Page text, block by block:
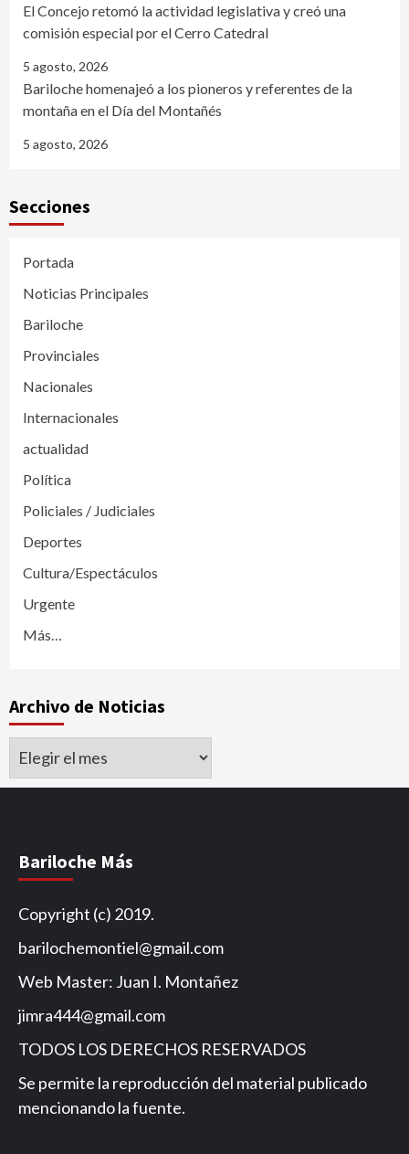
El Concejo retomó la actividad legislativa y creó una
comisión especial por el Cerro Catedral
5 agosto, 2026
Bariloche homenajeó a los pioneros y referentes de la
montaña en el Día del Montañés
5 agosto, 2026
Secciones
Portada
Noticias Principales
Bariloche
Provinciales
Nacionales
Internacionales
actualidad
Política
Policiales / Judiciales
Deportes
Cultura/Espectáculos
Urgente
Más…
Archivo de Noticias
Archivo
Bariloche Más
Copyright (c) 2019.
barilochemontiel@gmail.com
Web Master: Juan I. Montañez
jimra444@gmail.com
TODOS LOS DERECHOS RESERVADOS
Se permite la reproducción del material publicado
mencionando la fuente.